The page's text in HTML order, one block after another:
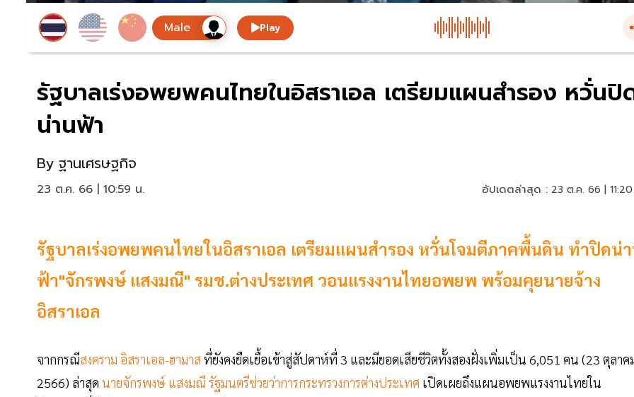
Play
รัฐบาลเร่งอพยพคนไทยในอิสราเอล เตรียมแผนสำรอง หวั่นปิ
น่านฟ้า
By ฐานเศรษฐกิจ
23 ต.ค. 66 | 10:59 น. อัปเดตล่าสุด : 23 ต.ค. 66 |
รัฐบาลเร่งอพยพคนไทยในอิสราเอล เตรียมแผนสำรอง หวั่นโจมตีภาคพื้นดิน ทำปิดน่
ฟ้า"จักรพงษ์ แสงมณี" รมช.ต่างประเทศ วอนแรงงานไทยอพยพ พร้อมคุยนายจ้าง
อิสราเอล
จากกรณีสงคราม อิสราเอล-ฮามาสที่ยังคงยืดเยื้อเข้าสู่สัปดาห์ที่ 3 และมียอดเสียชีวิตทั้งสองฝั่งเพิ่มเป็น 6,051 คน (23 ตุลาค
2566) ล่าสุด นายจักรพงษ์ แสงมณี รัฐมนตรีช่วยว่าการกระทรวงการต่างประเทศ เปิดเผยถึงแผนอพยพแรงงานไทยใน